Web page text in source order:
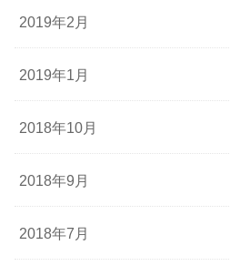
2019年2月
2019年1月
2018年10月
2018年9月
2018年7月